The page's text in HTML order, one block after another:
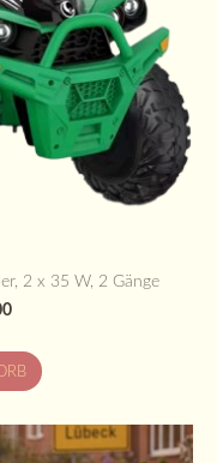
2 x 35 W, 2 Gänge